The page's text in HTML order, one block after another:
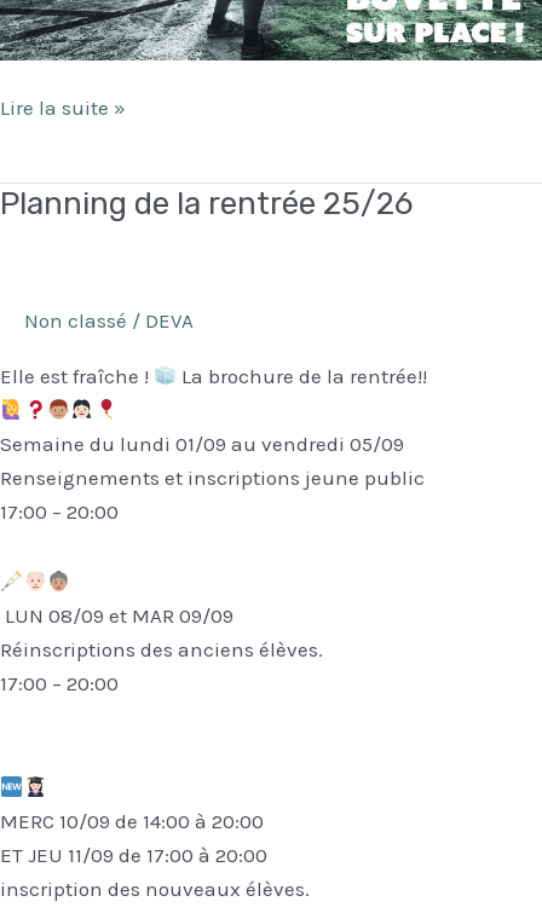
Concerts
Lire la suite »
Planning de la rentrée 25/26
Non classé / DEVA
Elle est fraîche ! La brochure de la rentrée!!
Semaine du lundi 01/09 au vendredi 05/09
Renseignements et inscriptions jeune public
17:00 – 20:00
LUN 08/09 et MAR 09/09
Réinscriptions des anciens élèves.
17:00 – 20:00
MERC 10/09 de 14:00 à 20:00
ET JEU 11/09 de 17:00 à 20:00
inscription des nouveaux élèves.